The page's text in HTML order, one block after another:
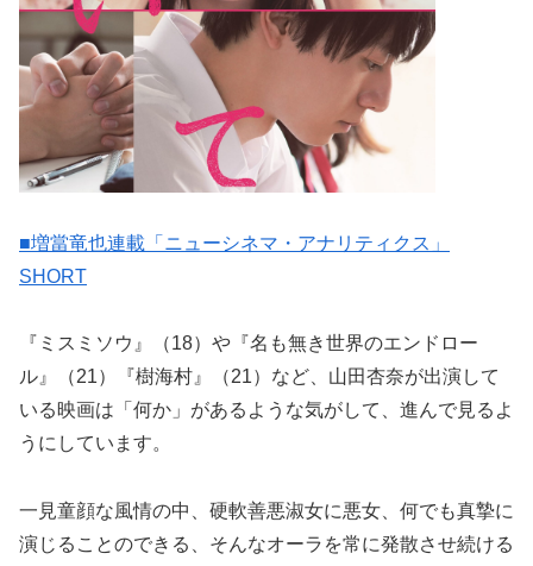
■増當竜也連載「ニューシネマ・アナリティクス」
SHORT
『ミスミソウ』（18）や『名も無き世界のエンドロー
ル』（21）『樹海村』（21）など、山田杏奈が出演して
いる映画は「何か」があるような気がして、進んで見るよ
うにしています。
一見童顔な風情の中、硬軟善悪淑女に悪女、何でも真摯に
演じることのできる、そんなオーラを常に発散させ続ける